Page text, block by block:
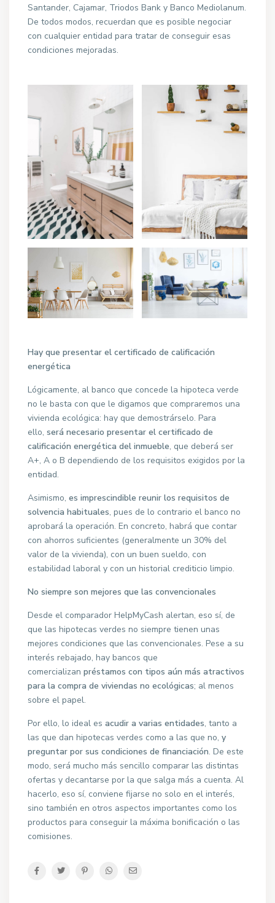
Santander, Cajamar, Triodos Bank y Banco Mediolanum.
De todos modos, recuerdan que es posible negociar
con cualquier entidad para tratar de conseguir esas
condiciones mejoradas.
Hay que presentar el certificado de calificación
energética
Lógicamente, al banco que concede la hipoteca verde
no le basta con que le digamos que compraremos una
vivienda ecológica: hay que demostrárselo. Para
ello,será necesario presentar el certificado de
calificación energética del inmueble, que deberá ser
A+, A o B dependiendo de los requisitos exigidos por la
entidad.
Asimismo,es imprescindible reunir los requisitos de
solvencia habituales, pues de lo contrario el banco no
aprobará la operación. En concreto, habrá que contar
con ahorros suficientes (generalmente un 30% del
valor de la vivienda), con un buen sueldo, con
estabilidad laboral y con un historial crediticio limpio.
No siempre son mejores que las convencionales
Desde el comparador HelpMyCash alertan, eso sí, de
que las hipotecas verdes no siempre tienen unas
mejores condiciones que las convencionales. Pese a su
interés rebajado, hay bancos que
comercializanpréstamos con tipos aún más atractivos
para la compra de viviendas no ecológicas; al menos
sobre el papel.
Por ello, lo ideal esacudir a varias entidades, tanto a
las que dan hipotecas verdes como a las que no,y
preguntar por sus condiciones de financiación. De este
modo, será mucho más sencillo comparar las distintas
ofertas y decantarse por la que salga más a cuenta. Al
hacerlo, eso sí, conviene fijarse no solo en el interés,
sino también en otros aspectos importantes como los
productos para conseguir la máxima bonificación o las
comisiones.